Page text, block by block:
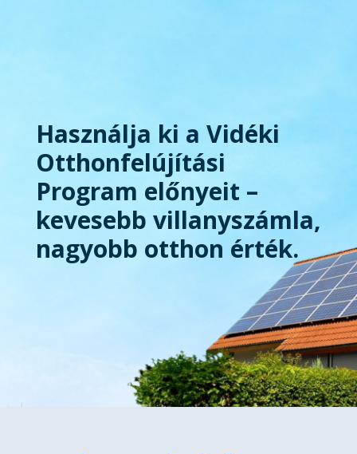
Használja ki a Vidéki
Otthonfelújítási
Program előnyeit –
kevesebb villanyszámla,
nagyobb otthon érték.